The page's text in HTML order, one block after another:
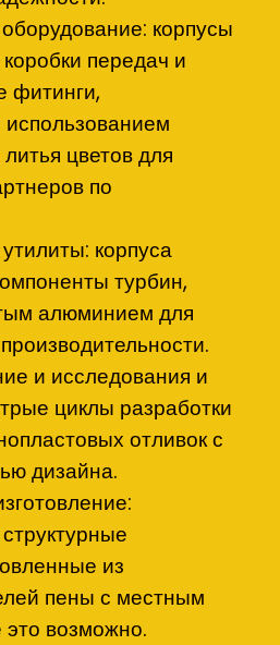
корпусы
передач и
фитинги,
цветов для
по
корпуса
турбин,
алюминием для
и исследования и
циклы разработки
отливок с
дизайна.
из
пены с местным
возможно.